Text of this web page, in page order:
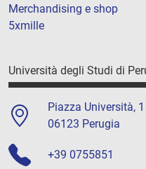
Merchandising e shop
5xmille
Università degli Studi di
Piazza Università, 1
06123 Perugia
+39 0755851